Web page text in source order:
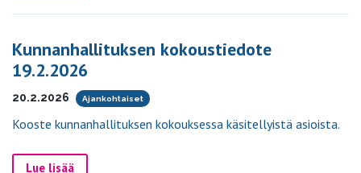
Kunnanhallituksen kokoustiedote
19.2.2026
20.2.2026 Ajankohtaiset
Kooste kunnanhallituksen kokouksessa käsitellyistä asioista.
Lue lisää